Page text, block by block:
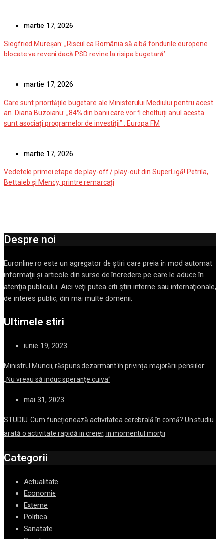
martie 17, 2026
Siegfried Mureșan: „Riscul ca România să aibă fondurile europene
blocate va reveni dacă PSD revine la risipa bugetară”
martie 17, 2026
Care sunt prioritățile bugetare ale Ministerului Mediului pentru acest
an. Diana Buzoianu: „84% din banii care vor fi cheltuiți anul acesta
sunt asociați programelor de investiții” : Europa FM
martie 17, 2026
Vedetele primei etape de play-off / play-out din SuperLigă! Petrila,
Bettaieb și Mendy, printre remarcați
Despre noi
Euronline.ro este un agregator de ştiri care preia în mod automat
informaţii şi articole din surse de încredere pe care le aduce în
atenţia publicului. Aici veţi putea citi ştiri interne sau internaţionale,
de interes public, din mai multe domenii.
Ultimele stiri
iunie 19, 2023
Ministrul Muncii, răspuns dezarmant în privința majorării pensiilor:
„Nu vreau să induc speranţe cuiva“
mai 31, 2023
STUDIU. Cum funcționează activitatea cerebrală în comă? Un studiu
arată o activitate rapidă în creier, în momentul morții
Categorii
Actualitate
Economie
Externe
Politica
Sanatate